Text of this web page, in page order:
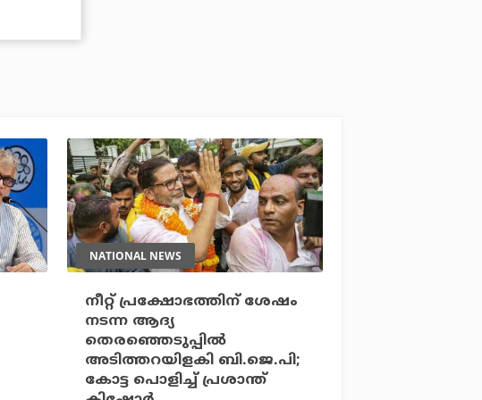
NATIONAL NEWS
നീറ്റ് പ്രക്ഷോഭത്തിന് ശേഷം
നടന്ന ആദ്യ
തെരഞ്ഞെടുപ്പില്‍
അടിത്തറയിളകി ബി.ജെ.പി;
കോട്ട പൊളിച്ച് പ്രശാന്ത്